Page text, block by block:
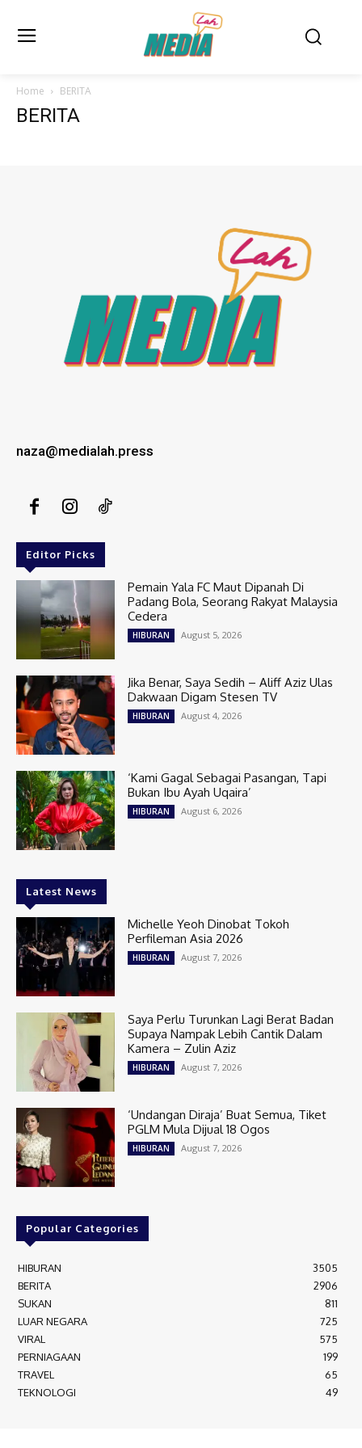
Home BERITA
BERITA
naza@medialah.press
Editor Picks
Pemain Yala FC Maut Dipanah Di
Padang Bola, Seorang Rakyat Malaysia
Cedera
HIBURAN August 5, 2026
Jika Benar, Saya Sedih – Aliff Aziz Ulas
Dakwaan Digam Stesen TV
HIBURAN August 4, 2026
‘Kami Gagal Sebagai Pasangan, Tapi
Bukan Ibu Ayah Uqaira’
HIBURAN August 6, 2026
Latest News
Michelle Yeoh Dinobat Tokoh
Perfileman Asia 2026
HIBURAN August 7, 2026
Saya Perlu Turunkan Lagi Berat Badan
Supaya Nampak Lebih Cantik Dalam
Kamera – Zulin Aziz
HIBURAN August 7, 2026
‘Undangan Diraja’ Buat Semua, Tiket
PGLM Mula Dijual 18 Ogos
HIBURAN August 7, 2026
Popular Categories
HIBURAN
3505
BERITA
2906
SUKAN
811
LUAR NEGARA
725
VIRAL
575
PERNIAGAAN
199
TRAVEL
65
TEKNOLOGI
49